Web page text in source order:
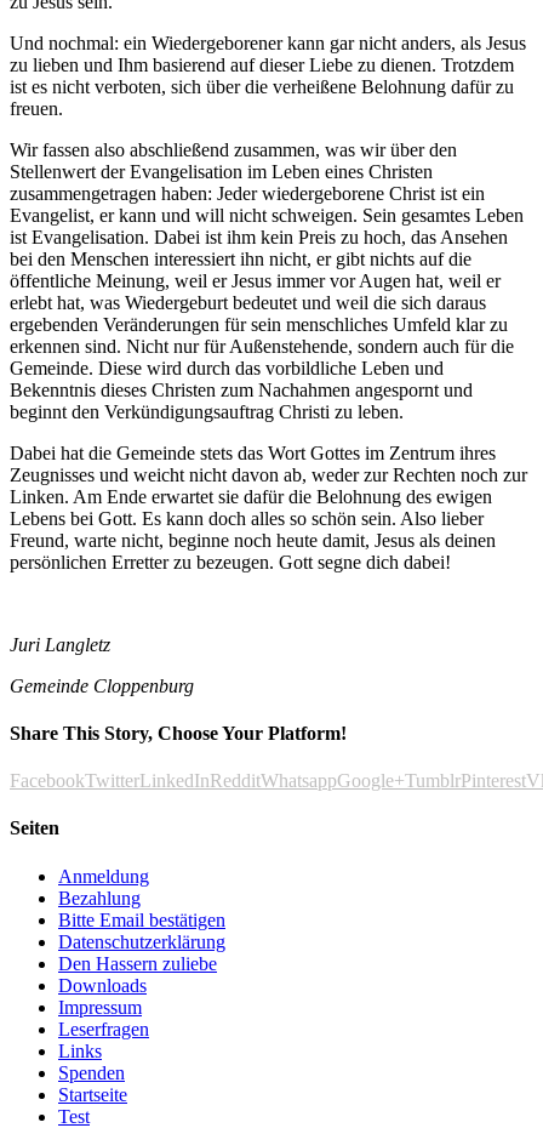
Und nochmal: ein Wiedergeborener kann gar nicht anders, als Jesus
zu lieben und Ihm basierend auf dieser Liebe zu dienen. Trotzdem
ist es nicht verboten, sich über die verheißene Belohnung dafür zu
freuen.
Wir fassen also abschließend zusammen, was wir über den
Stellenwert der Evangelisation im Leben eines Christen
zusammengetragen haben: Jeder wiedergeborene Christ ist ein
Evangelist, er kann und will nicht schweigen. Sein gesamtes Leben
ist Evangelisation. Dabei ist ihm kein Preis zu hoch, das Ansehen
bei den Menschen interessiert ihn nicht, er gibt nichts auf die
öffentliche Meinung, weil er Jesus immer vor Augen hat, weil er
erlebt hat, was Wiedergeburt bedeutet und weil die sich daraus
ergebenden Veränderungen für sein menschliches Umfeld klar zu
erkennen sind. Nicht nur für Außenstehende, sondern auch für die
Gemeinde. Diese wird durch das vorbildliche Leben und
Bekenntnis dieses Christen zum Nachahmen angespornt und
beginnt den Verkündigungsauftrag Christi zu leben.
Dabei hat die Gemeinde stets das Wort Gottes im Zentrum ihres
Zeugnisses und weicht nicht davon ab, weder zur Rechten noch zur
Linken. Am Ende erwartet sie dafür die Belohnung des ewigen
Lebens bei Gott. Es kann doch alles so schön sein. Also lieber
Freund, warte nicht, beginne noch heute damit, Jesus als deinen
persönlichen Erretter zu bezeugen. Gott segne dich dabei!
Juri Langletz
Gemeinde Cloppenburg
Share This Story, Choose Your Platform!
FacebookTwitterLinkedInRedditWhatsappGoogle+TumblrPinterest
Seiten
Anmeldung
Bezahlung
Bitte Email bestätigen
Datenschutzerklärung
Den Hassern zuliebe
Downloads
Impressum
Leserfragen
Links
Spenden
Startseite
Test